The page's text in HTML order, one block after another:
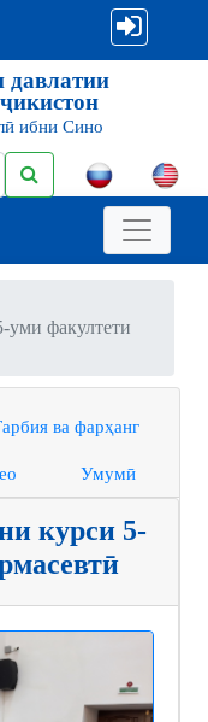
давлатии
ибни Сино
факултети
ва фарҳанг
Умумӣ
курси 5-